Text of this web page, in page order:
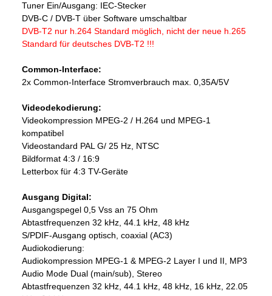
Tuner Ein/Ausgang: IEC-Stecker
DVB-C / DVB-T über Software umschaltbar
DVB-T2 nur h.264 Standard möglich, nicht der neue h.265
Standard für deutsches DVB-T2 !!!
Common-Interface:
2x Common-Interface Stromverbrauch max. 0,35A/5V
Videodekodierung:
Videokompression MPEG-2 / H.264 und MPEG-1
kompatibel
Videostandard PAL G/ 25 Hz, NTSC
Bildformat 4:3 / 16:9
Letterbox für 4:3 TV-Geräte
Ausgang Digital:
Ausgangspegel 0,5 Vss an 75 Ohm
Abtastfrequenzen 32 kHz, 44.1 kHz, 48 kHz
S/PDIF-Ausgang optisch, coaxial (AC3)
Audiokodierung:
Audiokompression MPEG-1 & MPEG-2 Layer I und II, MP3
Audio Mode Dual (main/sub), Stereo
Abtastfrequenzen 32 kHz, 44.1 kHz, 48 kHz, 16 kHz, 22.05